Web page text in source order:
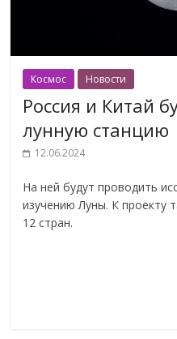
Космос Новости
Россия и Китай
лунную станцию
12.06.2024
На ней будут проводить
изучению Луны. К проекту
12 стран.